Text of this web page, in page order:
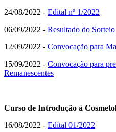
24/08/2022 - Edital nº 1/2022
06/09/2022 - Resultado do Sorteio
12/09/2022 - Convocação para
15/09/2022 - Convocação para
Remanescentes
Curso de Introdução à
16/08/2022 - Edital 01/2022